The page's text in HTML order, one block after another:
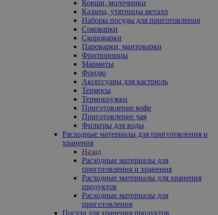
Ковши, молочники
Казаны, утятницы металл
Наборы посуды для приготовления
Соковарки
Скороварки
Пароварки, мантоварки
Фритюрницы
Мармиты
Фондю
Аксессуары для кастрюль
Термосы
Термокружки
Приготовление кофе
Приготовление чая
Фильтры для воды
Расходные материалы для приготовления и
хранения
Назад
Расходные материалы для
приготовления и хранения
Расходные материалы для хранения
продуктов
Расходные материалы для
приготовления
Посуда для хранения продуктов